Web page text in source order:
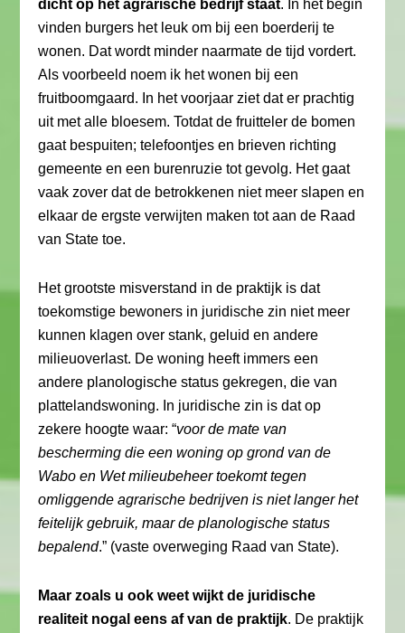
dicht op het agrarische bedrijf staat. In het begin
vinden burgers het leuk om bij een boerderij te
wonen. Dat wordt minder naarmate de tijd vordert.
Als voorbeeld noem ik het wonen bij een
fruitboomgaard. In het voorjaar ziet dat er prachtig
uit met alle bloesem. Totdat de fruitteler de bomen
gaat bespuiten; telefoontjes en brieven richting
gemeente en een burenruzie tot gevolg. Het gaat
vaak zover dat de betrokkenen niet meer slapen en
elkaar de ergste verwijten maken tot aan de Raad
van State toe.
Het grootste misverstand in de praktijk is dat
toekomstige bewoners in juridische zin niet meer
kunnen klagen over stank, geluid en andere
milieuoverlast. De woning heeft immers een
andere planologische status gekregen, die van
plattelandswoning. In juridische zin is dat op
zekere hoogte waar: “voor de mate van
bescherming die een woning op grond van de
Wabo en Wet milieubeheer toekomt tegen
omliggende agrarische bedrijven is niet langer het
feitelijk gebruik, maar de planologische status
bepalend.” (vaste overweging Raad van State).
Maar zoals u ook weet wijkt de juridische
realiteit nogal eens af van de praktijk. De praktijk